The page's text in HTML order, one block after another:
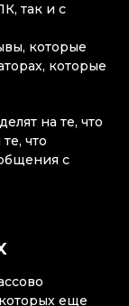
так и с
которые
которые
на те, что
что
с
еще